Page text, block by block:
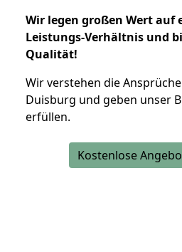
Wir legen großen Wert auf
Leistungs-Verhältnis und
Qualität!
Wir verstehen die
Duisburg und geben unser
erfüllen.
Kostenlose